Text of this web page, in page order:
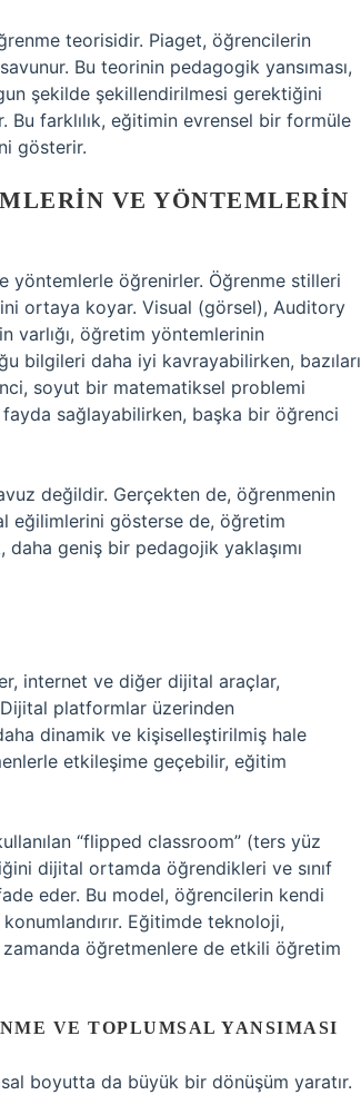
teorisidir. Piaget, öğrencilerin
Bu teorinin pedagogik yansıması,
şekilde şekillendirilmesi gerektiğini
Bu farklılık, eğitimin evrensel bir formüle
gösterir.
VE YÖNTEMLERIN
yöntemlerle öğrenirler. Öğrenme stilleri
ortaya koyar. Visual (görsel), Auditory
varlığı, öğretim yöntemlerinin
bilgileri daha iyi kavrayabilirken, bazıları
soyut bir matematiksel problemi
sağlayabilirken, başka bir öğrenci
değildir. Gerçekten de, öğrenmenin
eğilimlerini gösterse de, öğretim
geniş bir pedagojik yaklaşımı
internet ve diğer dijital araçlar,
platformlar üzerinden
dinamik ve kişiselleştirilmiş hale
etkileşime geçebilir, eğitim
“flipped classroom” (ters yüz
dijital ortamda öğrendikleri ve sınıf
eder. Bu model, öğrencilerin kendi
Eğitimde teknoloji,
zamanda öğretmenlere de etkili öğretim
VE TOPLUMSAL YANSIMASI
boyutta da büyük bir dönüşüm yaratır.